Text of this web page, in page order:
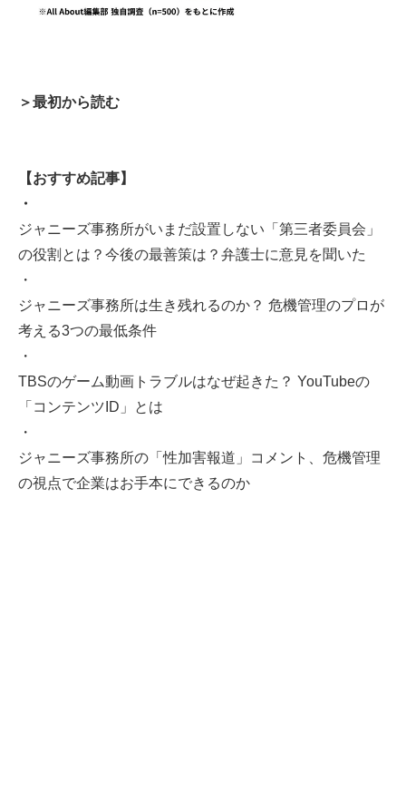
＞最初から読む
【おすすめ記事】
・
ジャニーズ事務所がいまだ設置しない「第三者委員会」
の役割とは？今後の最善策は？弁護士に意見を聞いた
・
ジャニーズ事務所は生き残れるのか？ 危機管理のプロが
考える3つの最低条件
・
TBSのゲーム動画トラブルはなぜ起きた？ YouTubeの
「コンテンツID」とは
・
ジャニーズ事務所の「性加害報道」コメント、危機管理
の視点で企業はお手本にできるのか